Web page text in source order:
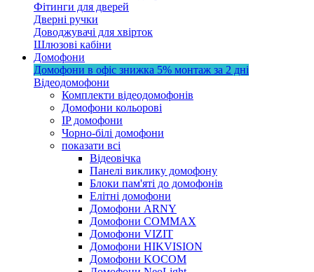
Фітинги для дверей
Дверні ручки
Доводжувачі для хвірток
Шлюзові кабіни
Домофони
Домофони в офіс знижка 5% монтаж за 2 дні
Відеодомофони
Комплекти відеодомофонів
Домофони кольорові
IP домофони
Чорно-білі домофони
показати всі
Відеовічка
Панелі виклику домофону
Блоки пам'яті до домофонів
Елітні домофони
Домофони ARNY
Домофони COMMAX
Домофони VIZIT
Домофони HIKVISION
Домофони KOCOM